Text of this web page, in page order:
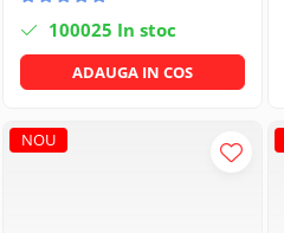
Usi si porti
Constructii
Accesorii gips carton
Accesorii gresie si faianta
Accesorii pentru faianta, gresie si
100025 In stoc
ADAUGA IN COS
NOU